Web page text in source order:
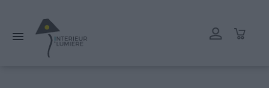
L'atelier reste ouvert tout l'été mais les délais de livraison
